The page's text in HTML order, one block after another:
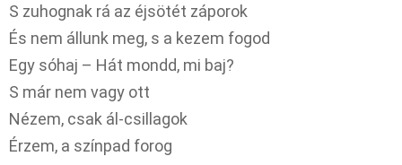
S zuhognak rá az éjsötét záporok
És nem állunk meg, s a kezem fogod
Egy sóhaj – Hát mondd, mi baj?
S már nem vagy ott
Nézem, csak ál-csillagok
Érzem, a színpad forog